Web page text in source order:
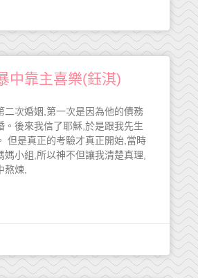
中靠主喜樂(鈺淇)
二次婚姻,第一次是因為他的債務
。後來我信了耶穌,於是跟我先生
但是真正的考驗才真正開始,當時
媽小組,所以神不但讓我清楚真理,
熬煉,